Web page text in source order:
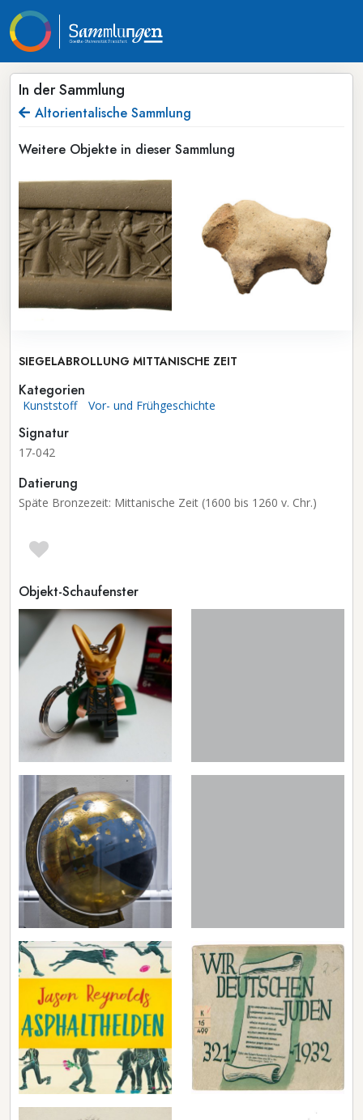
In der Sammlung
Altorientalische Sammlung
Weitere Objekte in dieser Sammlung
SIEGELABROLLUNG MITTANISCHE ZEIT
Kategorien
Kunststoff Vor- und Frühgeschichte
Signatur
17-042
Datierung
Späte Bronzezeit: Mittanische Zeit (1600 bis 1260 v. Chr.)
Objekt-Schaufenster